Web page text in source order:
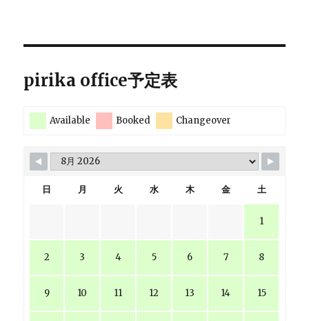
pirika office予定表
Available Booked Changeover
日 月 火 水 木 金 土
1
2 3 4 5 6 7 8
9 10 11 12 13 14 15